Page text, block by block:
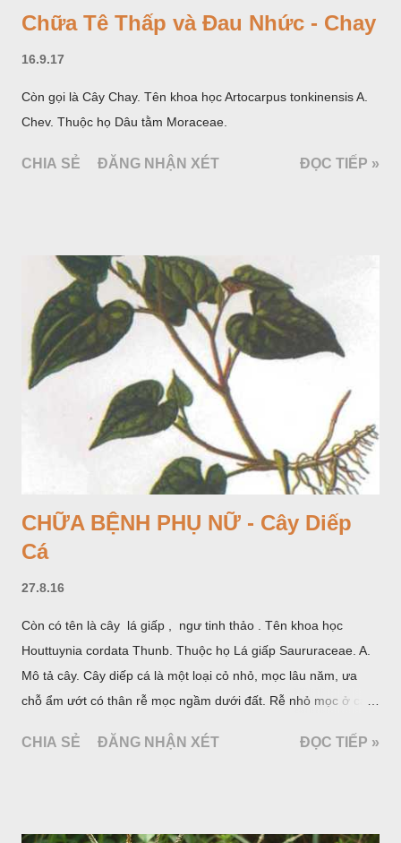
Chữa Tê Thấp và Đau Nhức - Chay
16.9.17
Còn gọi là Cây Chay. Tên khoa học Artocarpus tonkinensis A.
Chev. Thuộc họ Dâu tằm Moraceae.
CHIA SẺ ĐĂNG NHẬN XÉT ĐỌC TIẾP »
CHỮA BỆNH PHỤ NỮ - Cây Diếp
Cá
27.8.16
Còn có tên là cây lá giấp , ngư tinh thảo . Tên khoa học
Houttuynia cordata Thunb. Thuộc họ Lá giấp Saururaceae. A.
Mô tả cây. Cây diếp cá là một loại cỏ nhỏ, mọc lâu năm, ưa
chỗ ẩm ướt có thân rễ mọc ngầm dưới đất. Rễ nhỏ mọc ở các
cách, hình tim, đầu lá, hơi nhọn hay nhọn hẳn. Hoa nhỏ màu
CHIA SẺ ĐĂNG NHẬN XÉT ĐỌC TIẾP »